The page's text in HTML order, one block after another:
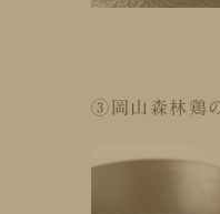
③ 岡山森林鶏